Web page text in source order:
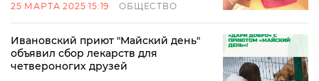
25 МАРТА 2025 15:19 ОБЩЕСТВО
Ивановский приют "Майский день"
объявил сбор лекарств для
четвероногих друзей